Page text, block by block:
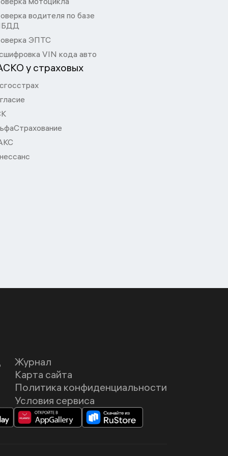
водителя по базе
ЭПТС
VIN кода авто
у страховых
Журнал
Карта сайта
Политика конфиденциальности
Условия сервиса